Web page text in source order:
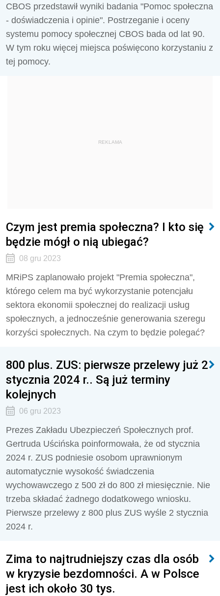
CBOS przedstawił wyniki badania "Pomoc społeczna
- doświadczenia i opinie". Postrzeganie i oceny
systemu pomocy społecznej CBOS bada od lat 90.
W tym roku więcej miejsca poświęcono korzystaniu z
tej pomocy.
REKLAMA
Czym jest premia społeczna? I kto się
będzie mógł o nią ubiegać?
08 gru 2023
MRiPS zaplanowało projekt "Premia społeczna",
którego celem ma być wykorzystanie potencjału
sektora ekonomii społecznej do realizacji usług
społecznych, a jednocześnie generowania szeregu
korzyści społecznych. Na czym to będzie polegać?
800 plus. ZUS: pierwsze przelewy już 2
stycznia 2024 r.. Są już terminy
kolejnych
06 gru 2023
Prezes Zakładu Ubezpieczeń Społecznych prof.
Gertruda Uścińska poinformowała, że od stycznia
2024 r. ZUS podniesie osobom uprawnionym
automatycznie wysokość świadczenia
wychowawczego z 500 zł do 800 zł miesięcznie. Nie
trzeba składać żadnego dodatkowego wniosku.
Pierwsze przelewy z 800 plus ZUS wyśle 2 stycznia
2024 r.
Zima to najtrudniejszy czas dla osób
w kryzysie bezdomności. A w Polsce
jest ich około 30 tys.